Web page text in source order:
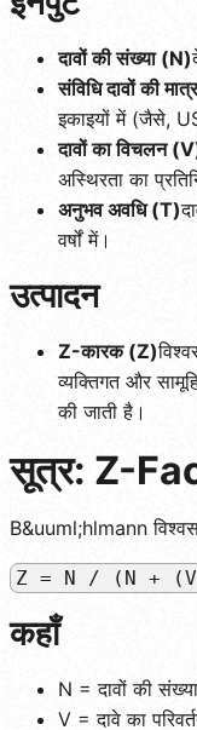
दावों की संख्या (N)
संविधि दावों की
इकाइयों में (जैसे,
दावों का विचलन
अस्थिरता का
अनुभव अवधि (T)
वर्षों में।
उत्पादन
Z-कारक (Z)
व्यक्तिगत और
की जाती है।
सूत्र: Z-
B&uuml;hlmann
Z = N / (N +
कहाँ
N = दावों की संख्या
V = दावे का